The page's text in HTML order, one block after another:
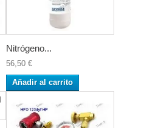
Nitrógeno...
56,50 €
Añadir al carrito